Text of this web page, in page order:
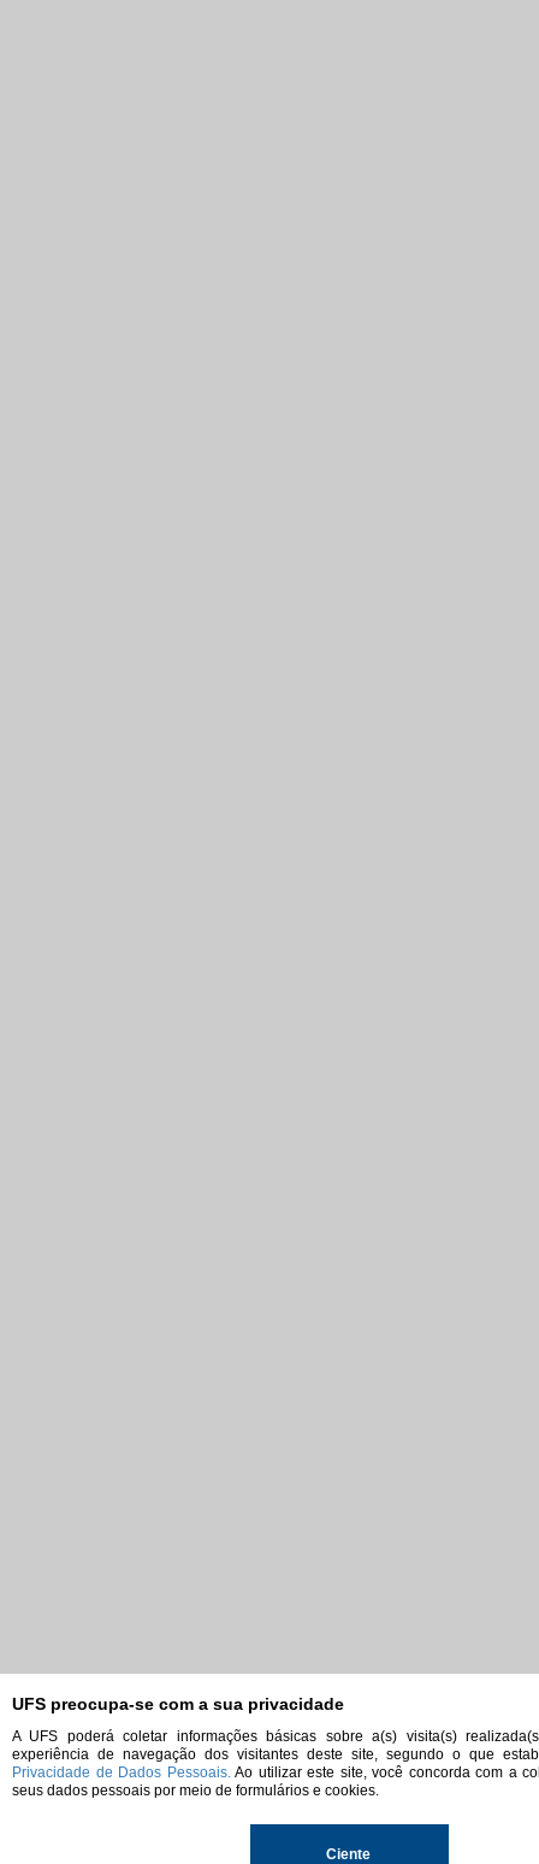
UFS preocupa-se com a sua privacidade
A UFS poderá coletar informações básicas sobre a(s) visita(s)
experiência de navegação dos visitantes deste site, segundo o que
Privacidade de Dados Pessoais.Ao utilizar este site, você concorda com a
seus dados pessoais por meio de formulários e cookies.
Ciente